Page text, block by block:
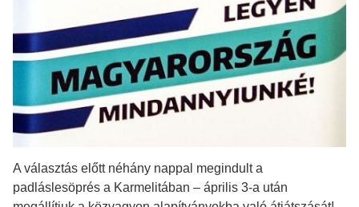
A választás előtt néhány nappal megindult a
padláslesöprés a Karmelitában – április 3-a után